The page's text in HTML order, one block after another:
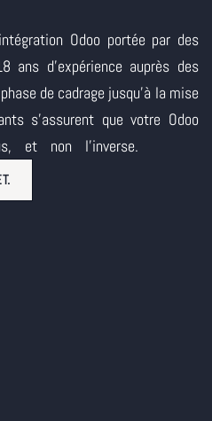
Odoo portée par des
ans d'expérience auprès des
de cadrage jusqu'à la mise
s'assurent que votre Odoo
et non l'inverse.